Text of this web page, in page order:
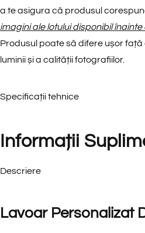
a te asigura că produsul
imagini ale lotului disponibil
Produsul poate să difere ușor față
luminii și a calității fotografiilor.
Specificații tehnice
Informații
Descriere
Lavoar Personalizat